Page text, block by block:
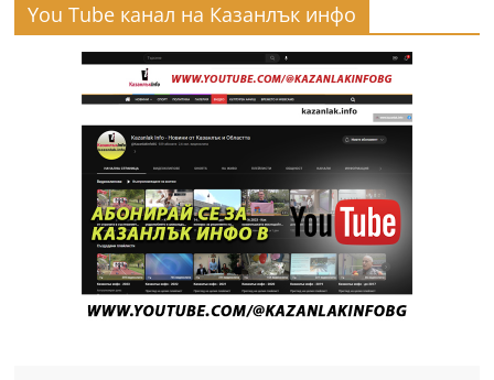
You Tube канал на Казанлък инфо